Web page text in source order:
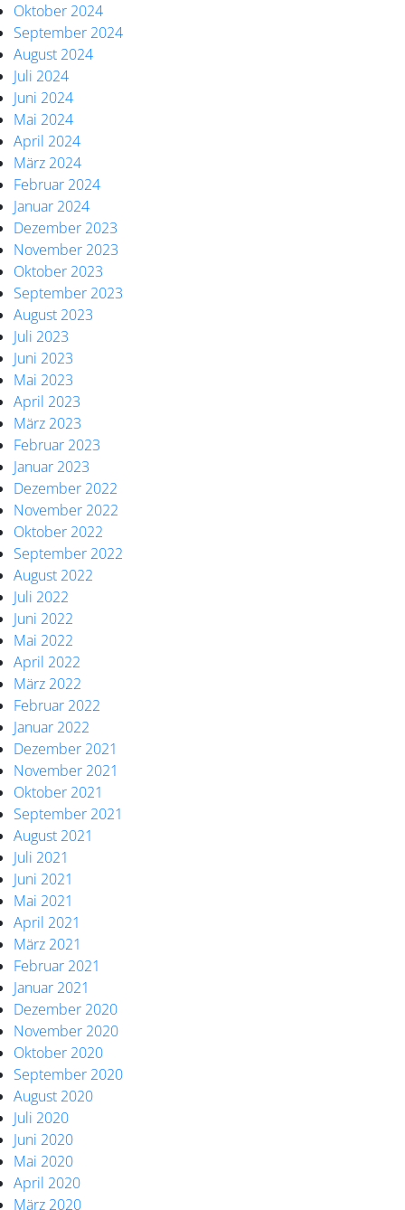
Oktober 2024
September 2024
August 2024
Juli 2024
Juni 2024
Mai 2024
April 2024
März 2024
Februar 2024
Januar 2024
Dezember 2023
November 2023
Oktober 2023
September 2023
August 2023
Juli 2023
Juni 2023
Mai 2023
April 2023
März 2023
Februar 2023
Januar 2023
Dezember 2022
November 2022
Oktober 2022
September 2022
August 2022
Juli 2022
Juni 2022
Mai 2022
April 2022
März 2022
Februar 2022
Januar 2022
Dezember 2021
November 2021
Oktober 2021
September 2021
August 2021
Juli 2021
Juni 2021
Mai 2021
April 2021
März 2021
Februar 2021
Januar 2021
Dezember 2020
November 2020
Oktober 2020
September 2020
August 2020
Juli 2020
Juni 2020
Mai 2020
April 2020
März 2020